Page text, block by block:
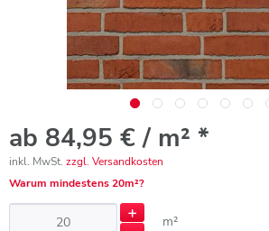
ab 84,95 € / m² *
inkl. MwSt. zzgl. Versandkosten
Warum mindestens 20m²?
m²